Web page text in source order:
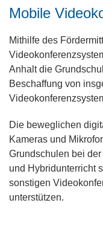
Mobile
Mithilfe des
Anhalt die
Beschaffung von
Die beweglichen
Kameras und
Grundschulen bei
und Hybridunterricht
sonstigen
unterstützen.